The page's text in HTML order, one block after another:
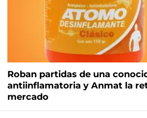
Roban partidas de una
antiinflamatoria y Anmat la
mercado